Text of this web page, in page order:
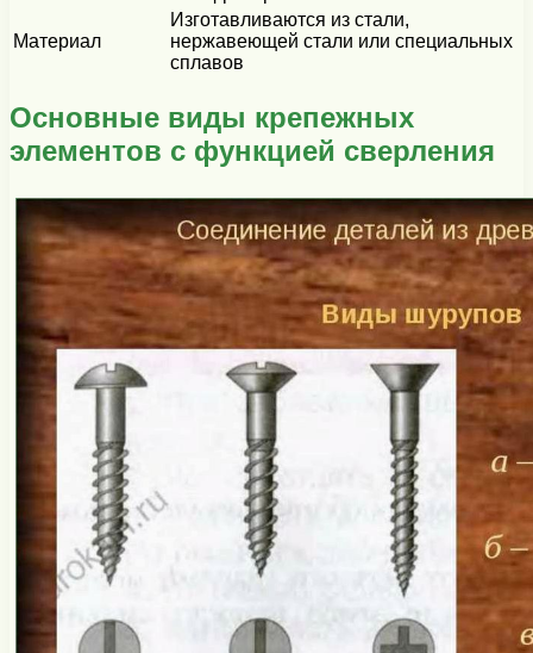
Материал
Изготавливаются из стали,
нержавеющей стали или специальных
сплавов
Основные виды крепежных
элементов с функцией сверления